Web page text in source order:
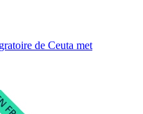
de Ceuta met